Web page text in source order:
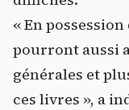
« En
pourront aussi
générales et
ces livres », a